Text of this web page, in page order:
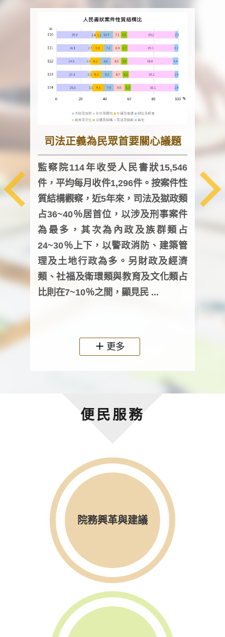
司法正義為民眾首要關心議題
監察院114年收受人民書狀15,546
件，平均每月收件1,296件。按案件性
質結構觀察，近5年來，司法及獄政類
占36~40％居首位，以涉及刑事案件
為最多，其次為內政及族群類占
24~30％上下，以警政消防、建築管
理及土地行政為多。另財政及經濟
類、社福及衛環類與教育及文化類占
比則在7~10％之間，顯見民 ...
監
均每
人
更多
便民服務
院務興革與建議